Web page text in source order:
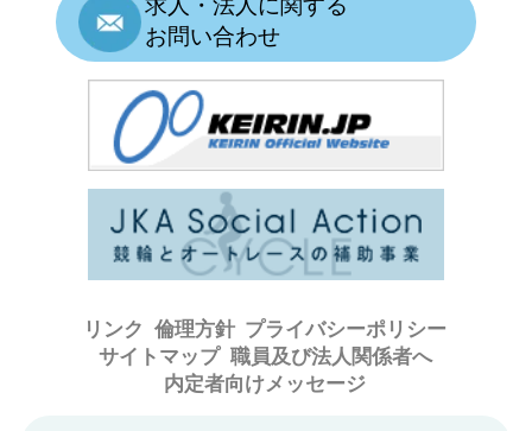
求人・法人に関する
お問い合わせ
リンク 倫理方針 プライバシーポリシー
サイトマップ 職員及び法人関係者へ
内定者向けメッセージ